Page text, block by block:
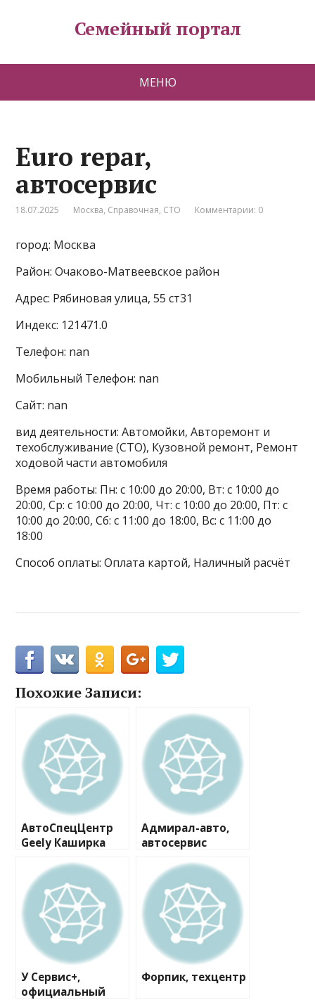
Семейный портал
МЕНЮ
Euro repar,
автосервис
18.07.2025 Москва, Справочная, СТО Комментарии: 0
город: Москва
Район: Очаково-Матвеевское район
Адрес: Рябиновая улица, 55 ст31
Индекс: 121471.0
Телефон: nan
Мобильный Телефон: nan
Сайт: nan
вид деятельности: Автомойки, Авторемонт и
техобслуживание (СТО), Кузовной ремонт, Ремонт
ходовой части автомобиля
Время работы: Пн: с 10:00 до 20:00, Вт: с 10:00 до
20:00, Ср: с 10:00 до 20:00, Чт: с 10:00 до 20:00, Пт: с
10:00 до 20:00, Сб: с 11:00 до 18:00, Вс: с 11:00 до
18:00
Способ оплаты: Оплата картой, Наличный расчёт
Похожие Записи:
АвтоСпецЦентр
Geely Каширка
Адмирал-авто,
автосервис
У Сервис+,
официальный
Форпик, техцентр